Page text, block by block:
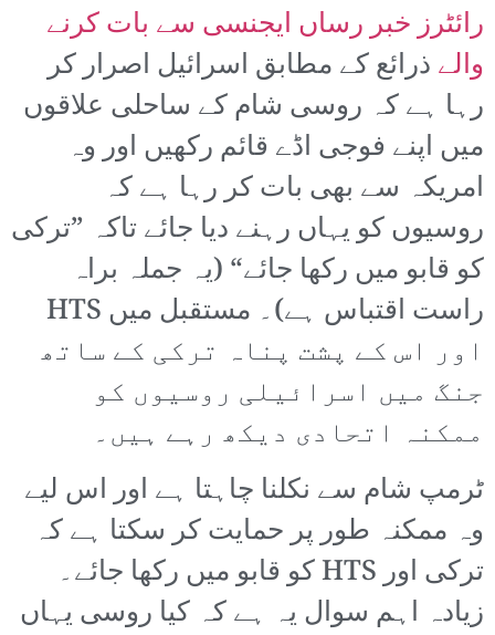
رائٹرز خبر رساں ایجنسی سے بات کرنے
والےذرائع کے مطابق اسرائیل اصرار کر
رہا ہے کہ روسی شام کے ساحلی علاقوں
میں اپنے فوجی اڈے قائم رکھیں اور وہ
امریکہ سے بھی بات کر رہا ہے کہ
روسیوں کو یہاں رہنے دیا جائے تاکہ ”ترکی
کو قابو میں رکھا جائے“ (یہ جملہ براہ
راست اقتباس ہے)۔ مستقبل میں HTS
اور اس کے پشت پناہ ترکی کے ساتھ
جنگ میں اسرائیلی روسیوں کو
ممکنہ اتحادی دیکھ رہے ہیں۔
ٹرمپ شام سے نکلنا چاہتا ہے اور اس لیے
وہ ممکنہ طور پر حمایت کر سکتا ہے کہ
ترکی اور HTS کو قابو میں رکھا جائے۔
زیادہ اہم سوال یہ ہے کہ کیا روسی یہاں